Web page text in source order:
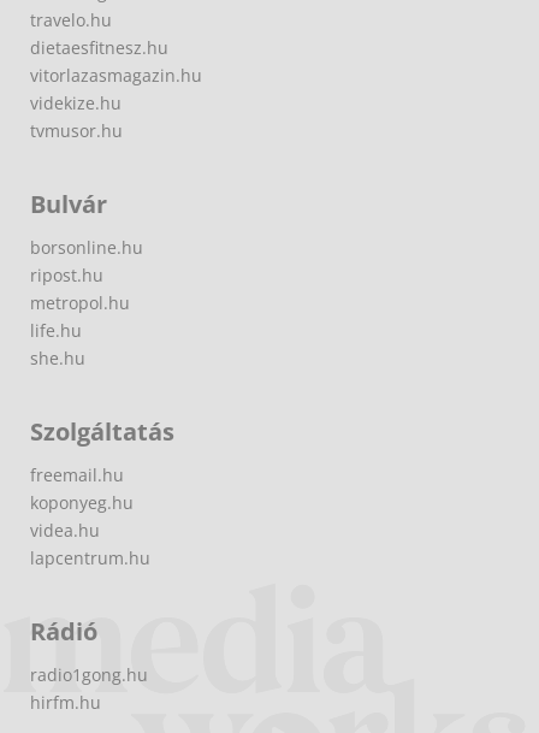
travelo.hu
dietaesfitnesz.hu
vitorlazasmagazin.hu
videkize.hu
tvmusor.hu
Bulvár
borsonline.hu
ripost.hu
metropol.hu
life.hu
she.hu
Szolgáltatás
freemail.hu
koponyeg.hu
videa.hu
lapcentrum.hu
Rádió
radio1gong.hu
hirfm.hu